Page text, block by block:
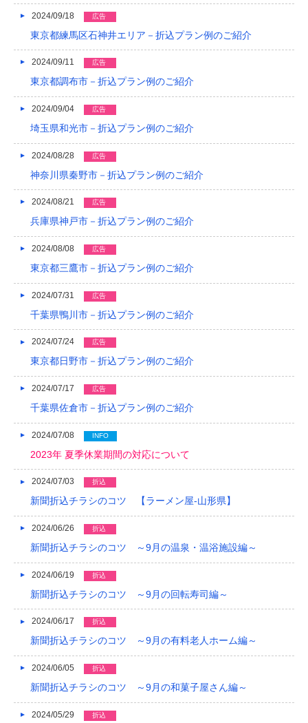
2024/09/18 広告
東京都練馬区石神井エリア－折込プラン例のご紹介
2024/09/11 広告
東京都調布市－折込プラン例のご紹介
2024/09/04 広告
埼玉県和光市－折込プラン例のご紹介
2024/08/28 広告
神奈川県秦野市－折込プラン例のご紹介
2024/08/21 広告
兵庫県神戸市－折込プラン例のご紹介
2024/08/08 広告
東京都三鷹市－折込プラン例のご紹介
2024/07/31 広告
千葉県鴨川市－折込プラン例のご紹介
2024/07/24 広告
東京都日野市－折込プラン例のご紹介
2024/07/17 広告
千葉県佐倉市－折込プラン例のご紹介
2024/07/08 INFO
2023年 夏季休業期間の対応について
2024/07/03 折込
新聞折込チラシのコツ 【ラーメン屋-山形県】
2024/06/26 折込
新聞折込チラシのコツ ～9月の温泉・温浴施設編～
2024/06/19 折込
新聞折込チラシのコツ ～9月の回転寿司編～
2024/06/17 折込
新聞折込チラシのコツ ～9月の有料老人ホーム編～
2024/06/05 折込
新聞折込チラシのコツ ～9月の和菓子屋さん編～
2024/05/29 折込